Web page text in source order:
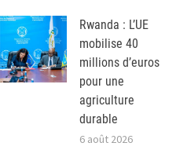
Rwanda : L’UE
mobilise 40
millions d’euros
pour une
agriculture
durable
6 août 2026